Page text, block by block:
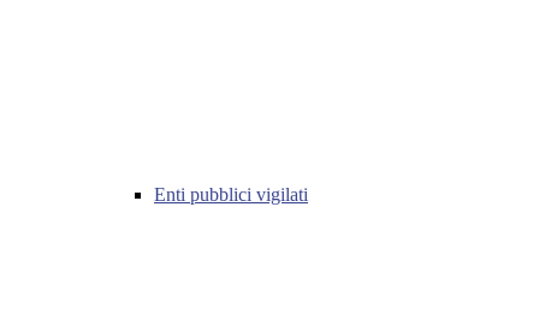
Enti pubblici vigilati